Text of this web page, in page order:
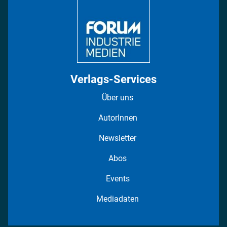
Verlags-Services
Über uns
AutorInnen
Newsletter
Abos
Events
Mediadaten